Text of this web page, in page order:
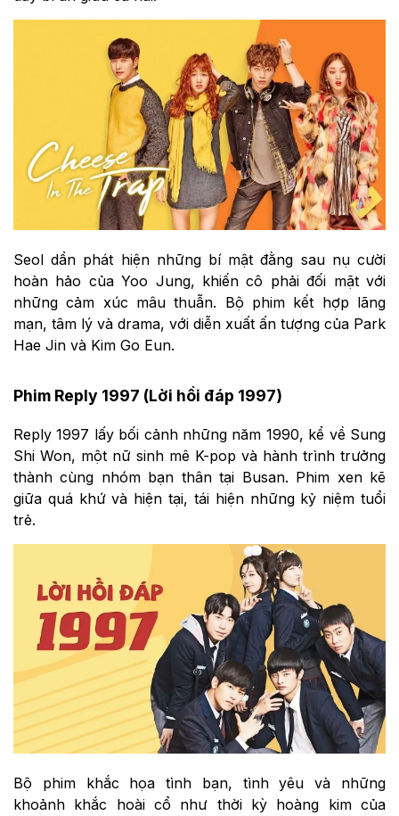
Seol dần phát hiện những bí mật đằng sau nụ cười
hoàn hảo của Yoo Jung, khiến cô phải đối mặt với
những cảm xúc mâu thuẫn. Bộ phim kết hợp lãng
mạn, tâm lý và drama, với diễn xuất ấn tượng của Park
Hae Jin và Kim Go Eun.
Phim Reply 1997 (Lời hồi đáp 1997)
Reply 1997 lấy bối cảnh những năm 1990, kể về Sung
Shi Won, một nữ sinh mê K-pop và hành trình trưởng
thành cùng nhóm bạn thân tại Busan. Phim xen kẽ
giữa quá khứ và hiện tại, tái hiện những kỷ niệm tuổi
trẻ.
Bộ phim khắc họa tình bạn, tình yêu và những
khoảnh khắc hoài cổ như thời kỳ hoàng kim của